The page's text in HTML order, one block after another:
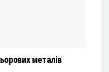
металів